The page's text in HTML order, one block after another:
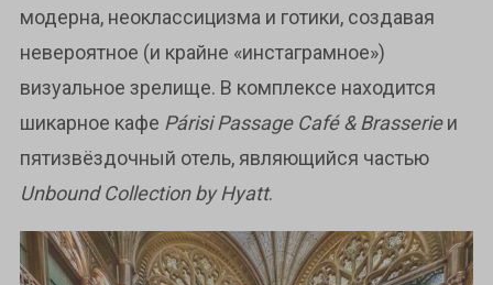
модерна, неоклассицизма и готики, создавая
невероятное (и крайне «инстаграмное»)
визуальное зрелище. В комплексе находится
шикарное кафе Párisi Passage Café & Brasserieи
пятизвёздочный отель, являющийся частью
Unbound Collection by Hyatt.